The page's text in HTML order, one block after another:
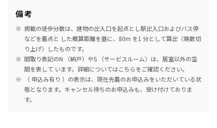
備考
掲載の徒歩分数は、建物の出入口を起点とし駅出入口およびバス停
などを着点と した概算距離を基に、80m を1 分として算出（端数切
り上げ）したものです。
間取り表記のN （納戸）やS （サービスルーム）は、居室以外の空
間を表して います。詳細についてはこちらをご確認ください。
（ 申込み有り ）の表示は、現在先着のお申込みをいただいている状
態となります。キャンセル待ちのお申込みも、受け付けておりま
す。